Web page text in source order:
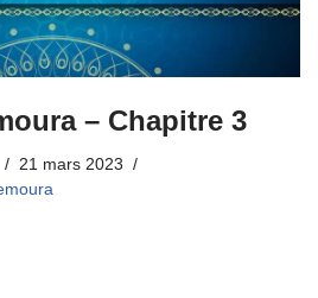
– Chapitre 3
21 mars 2023